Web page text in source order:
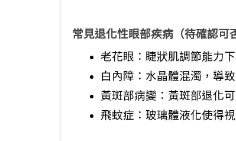
常見退化性眼部疾病（待確認可
老花眼：睫狀肌調節能力
白內障：水晶體混濁，導
黃斑部病變：黃斑部退化
飛蚊症：玻璃體液化使得